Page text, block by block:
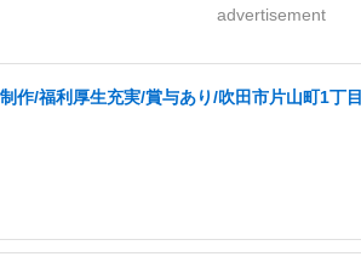
advertisement
作/福利厚生充実/賞与あり/吹田市片山町1丁目